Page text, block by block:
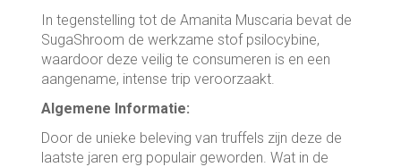
In tegenstelling tot de Amanita Muscaria bevat de
SugaShroom de werkzame stof psilocybine,
waardoor deze veilig te consumeren is en een
aangename, intense trip veroorzaakt.
Algemene Informatie:
Door de unieke beleving van truffels zijn deze de
laatste jaren erg populair geworden. Wat in de